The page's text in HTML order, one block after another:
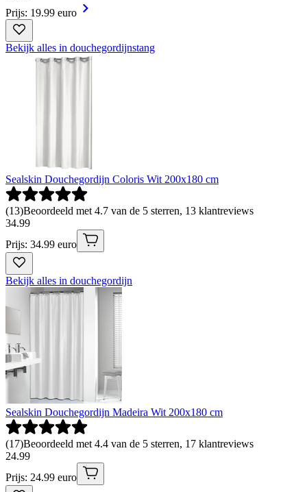
Prijs: 19.99 euro
Bekijk alles in douchegordijnstang
Sealskin Douchegordijn Coloris Wit 200x180 cm
(13)Beoordeeld met 4.7 van de 5 sterren, 13 klantreviews
34.99
Prijs: 34.99 euro
Bekijk alles in douchegordijn
Sealskin Douchegordijn Madeira Wit 200x180 cm
(17)Beoordeeld met 4.4 van de 5 sterren, 17 klantreviews
24.99
Prijs: 24.99 euro